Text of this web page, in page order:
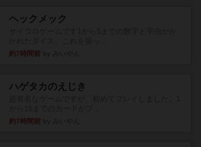
ヘックメック
約7時間前
ハゲタカのえじき
約7時間前